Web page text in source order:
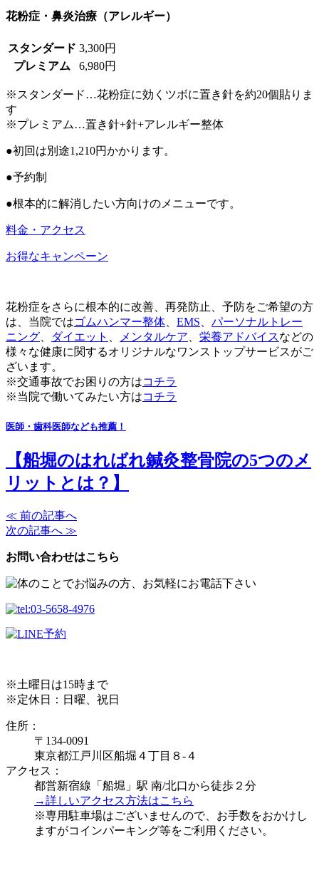
花粉症・鼻炎治療（アレルギー）
スタンダード 3,300円
プレミアム
6,980円
※スタンダード…花粉症に効くツボに置き針を約20個貼りま
す
※プレミアム…置き針+針+アレルギー整体
●初回は別途1,210円かかります。
●予約制
●根本的に解消したい方向けのメニューです。
料金・アクセス
お得なキャンペーン
花粉症をさらに根本的に改善、再発防止、予防をご希望の方
は、当院ではゴムハンマー整体 EMS
パーソナルトレー
ニング
ダイエット メンタルケア 栄養アドバイスなどの
様々な健康に関するオリジナルなワンストップサービスがご
ざいます。
※交通事故でお困りの方はコチラ
※当院で働いてみたい方はコチラ
医師・歯科医師なども推薦！
【船堀のはればれ鍼灸整骨院の5つのメ
リットとは？】
≪ 前の記事へ
次の記事へ ≫
お問い合わせはこちら
※土曜日は15時まで
※定休日：日曜、祝日
住所：
〒134-0091
東京都江戸川区船堀４丁目８-４
アクセス：
都営新宿線「船堀」駅 南/北口から徒歩２分
→詳しいアクセス方法はこちら
※専用駐車場はございませんので、お手数をおかけし
ますがコインパーキング等をご利用ください。